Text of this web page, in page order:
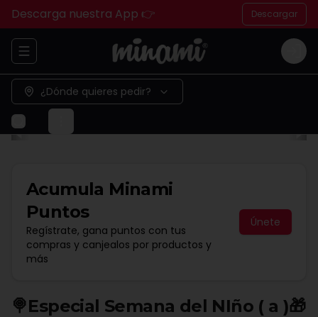
Descarga nuestra App 👉 Descargar
Abrir menu de navegación Login
¿Dónde quieres pedir?
Acumula Minami
Puntos
Regístrate, gana puntos con tus
compras y canjealos por productos y
más
Únete
🍭Especial Semana del NIño ( a )🎁​